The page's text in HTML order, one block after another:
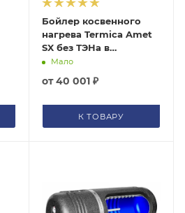
Бойлер косвенного
нагрева Termica Amet
SX без ТЭНа в
комплекте настенный
Мало
от40 001 ₽
К ТОВАРУ